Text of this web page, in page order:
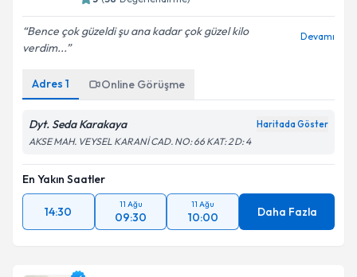
Bence çok güzeldi şu ana kadar çok güzel kilo
verdim...
Devamı
Adres 1 Online Görüşme
Dyt. Seda Karakaya Haritada Göster
AKSE MAH. VEYSEL KARANİ CAD. NO: 66 KAT: 2 D: 4
En Yakın Saatler
14:30
11 Ağu
09:30
11 Ağu
10:00 Daha Fazla